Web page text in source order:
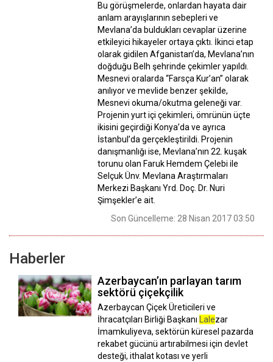
Bu görüşmelerde, onlardan hayata dair
anlam arayışlarının sebepleri ve
Mevlana’da buldukları cevaplar üzerine
etkileyici hikayeler ortaya çıktı. İkinci etap
olarak gidilen Afganistan’da, Mevlana’nın
doğduğu Belh şehrinde çekimler yapıldı.
Mesnevi oralarda “Farsça Kur’an” olarak
anılıyor ve mevlide benzer şekilde,
Mesnevi okuma/okutma geleneği var.
Projenin yurt içi çekimleri, ömrünün üçte
ikisini geçirdiği Konya’da ve ayrıca
İstanbul’da gerçekleştirildi. Projenin
danışmanlığı ise, Mevlana’nın 22. kuşak
torunu olan Faruk Hemdem Çelebi ile
Selçuk Ünv. Mevlana Araştırmaları
Merkezi Başkanı Yrd. Doç. Dr. Nuri
Şimşekler’e ait.
Son Güncelleme: 28 Nisan 2017 03:50
Haberler
Azerbaycan’ın parlayan tarım
sektörü çiçekçilik
Azerbaycan Çiçek Üreticileri ve
İhracatçıları Birliği Başkanı Lalezar
İmamkuliyeva, sektörün küresel pazarda
rekabet gücünü artırabilmesi için devlet
desteği, ithalat kotası ve yerli